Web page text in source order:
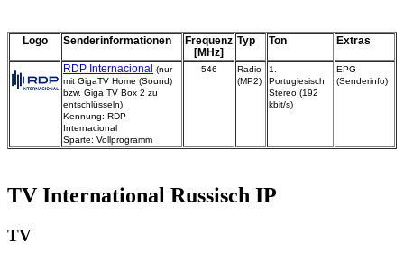
Logo Senderinformationen
Frequenz
[MHz]
Typ Ton Extras
RDP Internacional (nur
mit GigaTV Home (Sound)
bzw. Giga TV Box 2 zu
entschlüsseln)
Kennung: RDP
Internacional
Sparte: Vollprogramm
546
Radio
(MP2)
1.
Portugiesisch
Stereo (192
kbit/s)
EPG
(Senderinfo)
TV International Russisch IP
TV